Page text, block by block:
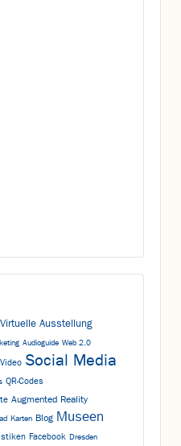
Virtuelle Ausstellung
Audioguide Web 2.0
Video Social Media
QR-Codes
Augmented Reality
Karten Blog Museen
Facebook Dresden